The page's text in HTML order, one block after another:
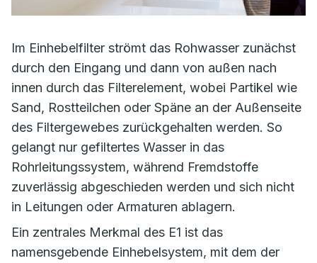
Im Einhebelfilter strömt das Rohwasser zunächst
durch den Eingang und dann von außen nach
innen durch das Filterelement, wobei Partikel wie
Sand, Rostteilchen oder Späne an der Außenseite
des Filtergewebes zurückgehalten werden. So
gelangt nur gefiltertes Wasser in das
Rohrleitungssystem, während Fremdstoffe
zuverlässig abgeschieden werden und sich nicht
in Leitungen oder Armaturen ablagern.
Ein zentrales Merkmal des E1 ist das
namensgebende Einhebelsystem, mit dem der